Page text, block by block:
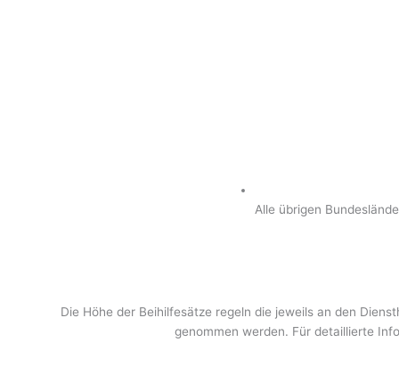
Alle übrigen
Die Höhe der Beihilfesätze regeln die jeweils an den
genommen werden. Für detaillierte